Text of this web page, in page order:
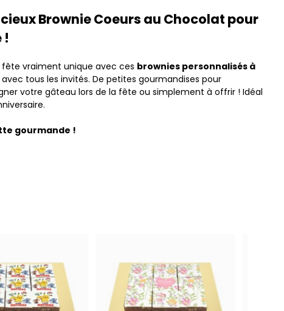
Brownie Coeurs au Chocolat pour
!
fête vraiment unique avec ces brownies personnalisés à
avec tous les invités. De petites gourmandises pour
votre gâteau lors de la fête ou simplement à offrir ! Idéal
gourmande !